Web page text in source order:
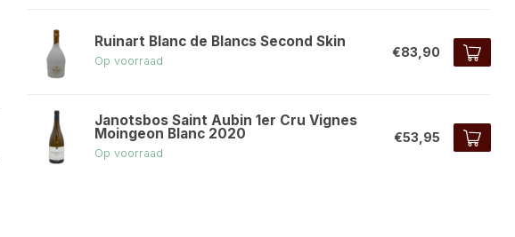
Ruinart Blanc de Blancs Second Skin
Op voorraad
€83,90
Janotsbos Saint Aubin 1er Cru Vignes
Moingeon Blanc 2020
Op voorraad
€53,95